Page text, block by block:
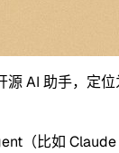
源 AI 助手，定
（比如